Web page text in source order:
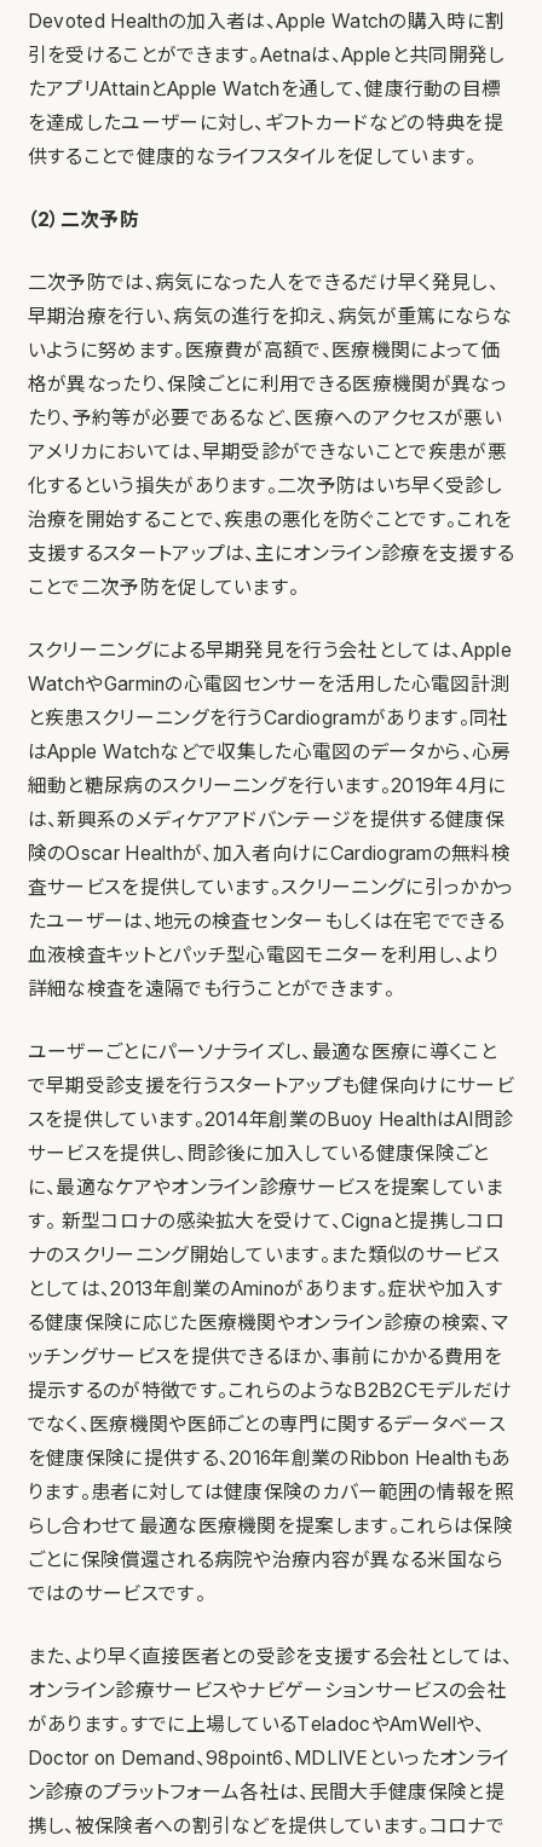
Devoted Healthの加入者は、Apple Watchの購入時に割
引を受けることができます。Aetnaは、Appleと共同開発し
たアプリAttainとApple Watchを通して、健康行動の目標
を達成したユーザーに対し、ギフトカードなどの特典を提
供することで健康的なライフスタイルを促しています。
（2）二次予防
二次予防では、病気になった人をできるだけ早く発見し、
早期治療を行い、病気の進行を抑え、病気が重篤にならな
いように努めます。医療費が高額で、医療機関によって価
格が異なったり、保険ごとに利用できる医療機関が異なっ
たり、予約等が必要であるなど、医療へのアクセスが悪い
アメリカにおいては、早期受診ができないことで疾患が悪
化するという損失があります。二次予防はいち早く受診し
治療を開始することで、疾患の悪化を防ぐことです。これを
支援するスタートアップは、主にオンライン診療を支援する
ことで二次予防を促しています。
スクリーニングによる早期発見を行う会社としては、Apple
WatchやGarminの心電図センサーを活用した心電図計測
と疾患スクリーニングを行うCardiogramがあります。同社
はApple Watchなどで収集した心電図のデータから、心房
細動と糖尿病のスクリーニングを行います。2019年4月に
は、新興系のメディケアアドバンテージを提供する健康保
険のOscar Healthが、加入者向けにCardiogramの無料検
査サービスを提供しています。スクリーニングに引っかかっ
たユーザーは、地元の検査センターもしくは在宅でできる
血液検査キットとパッチ型心電図モニターを利用し、より
詳細な検査を遠隔でも行うことができます。
ユーザーごとにパーソナライズし、最適な医療に導くこと
で早期受診支援を行うスタートアップも健保向けにサービ
スを提供しています。2014年創業のBuoy HealthはAI問診
サービスを提供し、問診後に加入している健康保険ごと
に、最適なケアやオンライン診療サービスを提案していま
す。 新型コロナの感染拡大を受けて、Cignaと提携しコロ
ナのスクリーニング開始しています。また類似のサービス
としては、2013年創業のAminoがあります。症状や加入す
る健康保険に応じた医療機関やオンライン診療の検索、マ
ッチングサービスを提供できるほか、事前にかかる費用を
提示するのが特徴です。これらのようなB2B2Cモデルだけ
でなく、医療機関や医師ごとの専門に関するデータベース
を健康保険に提供する、2016年創業のRibbon Healthもあ
ります。患者に対しては健康保険のカバー範囲の情報を照
らし合わせて最適な医療機関を提案します。これらは保険
ごとに保険償還される病院や治療内容が異なる米国なら
ではのサービスです。
また、より早く直接医者との受診を支援する会社としては、
オンライン診療サービスやナビゲーションサービスの会社
があります。すでに上場しているTeladocやAmWellや、
Doctor on Demand、98point6、MDLIVEといったオンライ
ン診療のプラットフォーム各社は、民間大手健康保険と提
携し、被保険者への割引などを提供しています。コロナで